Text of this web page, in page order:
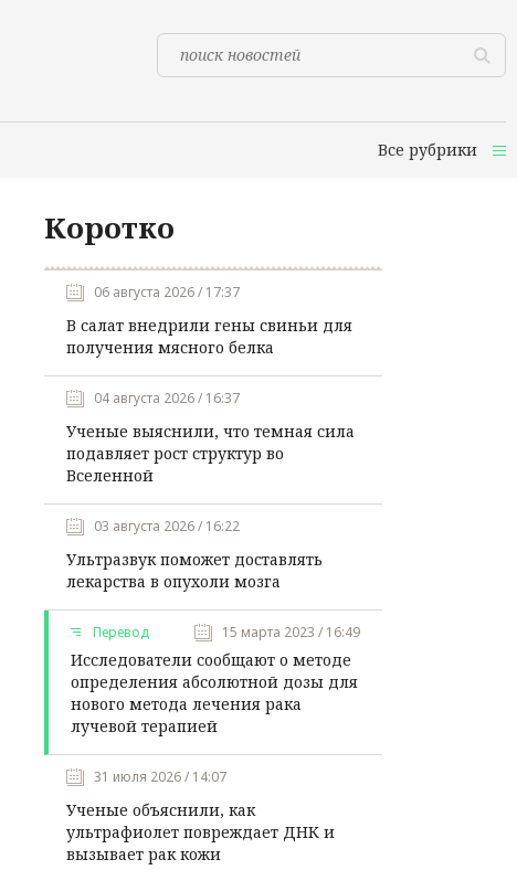
Все рубрики
Коротко
06 августа 2026 / 17:37
В салат внедрили гены свиньи для
получения мясного белка
04 августа 2026 / 16:37
Ученые выяснили, что темная сила
подавляет рост структур во
Вселенной
03 августа 2026 / 16:22
Ультразвук поможет доставлять
лекарства в опухоли мозга
Перевод 15 марта 2023 / 16:49
Исследователи сообщают о методе
определения абсолютной дозы для
нового метода лечения рака
лучевой терапией
31 июля 2026 / 14:07
Ученые объяснили, как
ультрафиолет повреждает ДНК и
вызывает рак кожи